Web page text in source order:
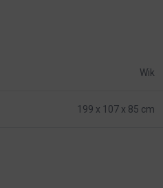
Wik
199 x 107 x 85 cm